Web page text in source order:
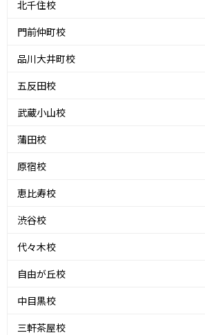
北千住校
門前仲町校
品川大井町校
五反田校
武蔵小山校
蒲田校
原宿校
恵比寿校
渋谷校
代々木校
自由が丘校
中目黒校
三軒茶屋校